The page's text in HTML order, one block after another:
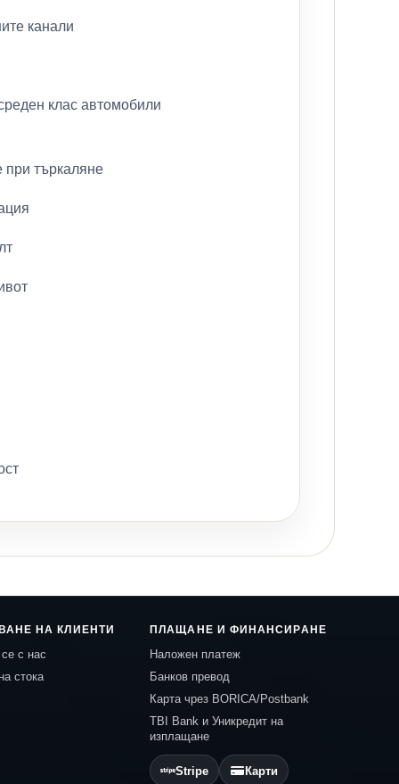
канали
клас автомобили
при търкаляне
НА КЛИЕНТИ
с нас
стока
ПЛАЩАНЕ И ФИНАНСИРАНЕ
Наложен платеж
Банков превод
Карта чрез BORICA/Postbank
TBI Bank и Уникредит на
изплащане
Stripe Карти